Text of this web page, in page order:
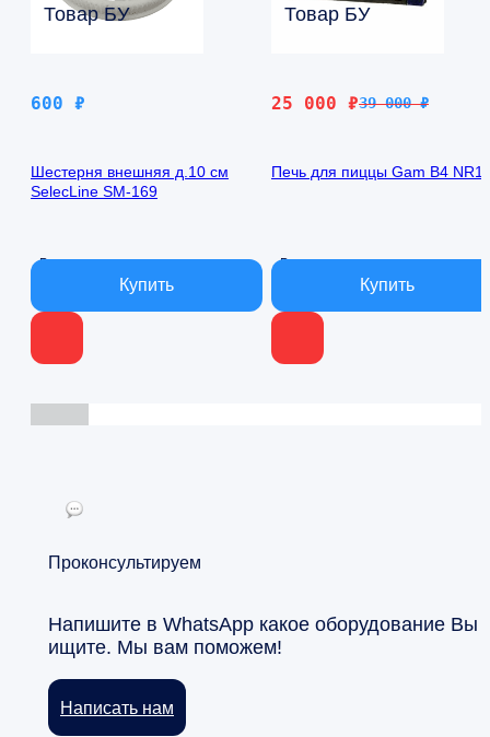
Товар БУ
600 ₽
Шестерня внешняя д.10 см
SelecLine SM-169
В наличии
Товар БУ
39 000₽
Первоначальная
39
25 000 ₽
Текущая
000 ₽.
Печь для пиццы Gam B4 NR1
В наличии
Проконсультируем
Напишите в WhatsApp какое оборудование Вы
ищите. Мы вам поможем!
Написать нам